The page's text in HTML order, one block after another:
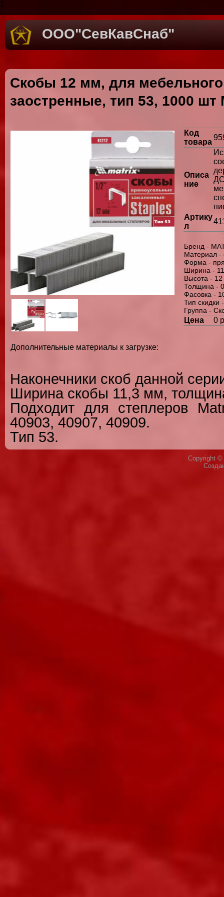
1
ООО"СевКавСнаб"
Скобы 12 мм, для мебельного
заостренные, тип 53, 1000 шт
Дополнительные материалы к загрузке:
Код
товара
Описа
ние
Артику
л
Бренд -
Материал -
Форма -
Ширина -
Высота -
Толщина -
Фасовка -
Тип скидки
Группа -
Цена 0
Наконечники скоб данной
Ширина скобы 11,3 мм,
Подходит для степлеров
40903, 40907, 40909.
Тип 53.
Copyright